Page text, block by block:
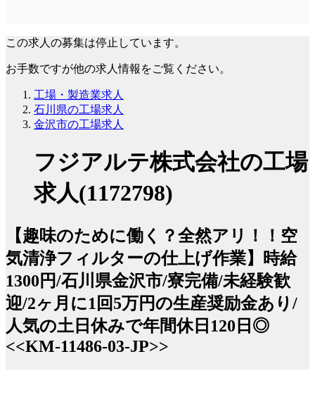
この求人の募集は停止しています。
お手数ですが他の求人情報をご覧ください。
工場・製造業求人
石川県の工場求人
金沢市の工場求人
フジアルテ株式会社の工場
求人(1172798)
【趣味のために働く？全然アリ！！空
気清浄フィルターの仕上げ作業】時給
1300円/石川県金沢市/寮完備/未経験歓
迎/2ヶ月に1回5万円の生産奨励金あり/
人気の土日休みで年間休日120日◎
<<KM-11486-03-JP>>